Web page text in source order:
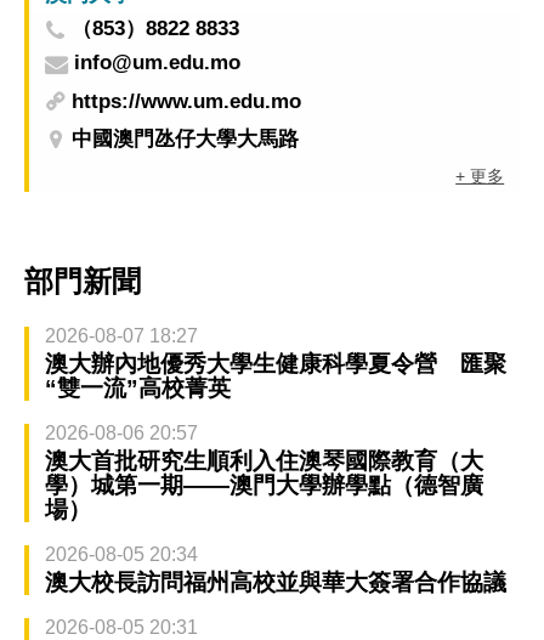
（853）8822 8833
info@um.edu.mo
https://www.um.edu.mo
中國澳門氹仔大學大馬路
+ 更多
部門新聞
2026-08-07 18:27
澳大辦內地優秀大學生健康科學夏令營 匯聚
“雙一流”高校菁英
2026-08-06 20:57
澳大首批研究生順利入住澳琴國際教育（大
學）城第一期——澳門大學辦學點（德智廣
場）
2026-08-05 20:34
澳大校長訪問福州高校並與華大簽署合作協議
2026-08-05 20:31